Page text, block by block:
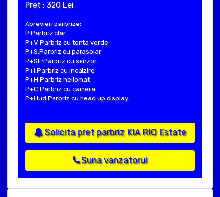
Pret : 320 Lei
Abrevieri parbrize:
P:Parbriz clar
P+V:Parbriz cu tenta verde
P+S:Parbriz cu parasolar
P+SE:Parbriz cu senzor
P+I:Parbriz cu incalzire
P+H:Parbriz heliomat
P+C:Parbriz cu camera
P+Hud:Parbriz cu head up display
Solicita pret parbriz KIA RIO Estate
Suna vanzatorul